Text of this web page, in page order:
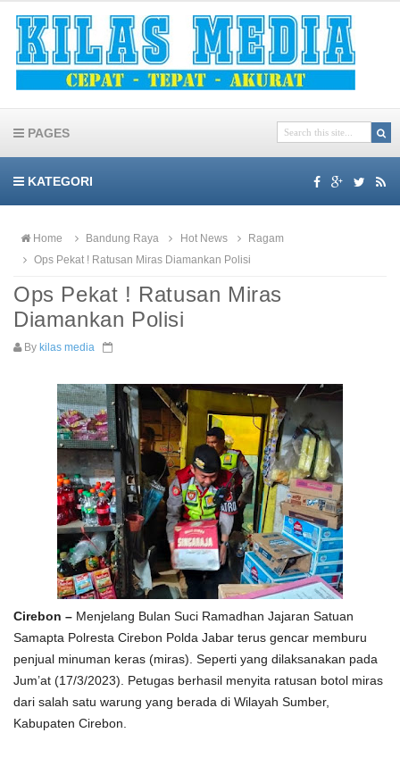
PAGES
KATEGORI
Home Bandung Raya Hot News
Ragam
Ops Pekat ! Ratusan Miras Diamankan Polisi
Ops Pekat ! Ratusan Miras
Diamankan Polisi
By kilas media
Cirebon – Menjelang Bulan Suci Ramadhan Jajaran Satuan
Samapta Polresta Cirebon Polda Jabar terus gencar memburu
penjual minuman keras (miras). Seperti yang dilaksanakan pada
Jum’at (17/3/2023). Petugas berhasil menyita ratusan botol miras
dari salah satu warung yang berada di Wilayah Sumber,
Kabupaten Cirebon.